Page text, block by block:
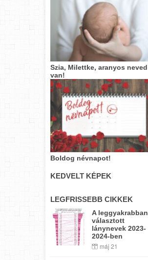
Szia, Milettke, aranyos neved
van!
Boldog névnapot!
KEDVELT KÉPEK
LEGFRISSEBB CIKKEK
A leggyakrabban
választott
lánynevek 2023-
2024-ben
máj 21